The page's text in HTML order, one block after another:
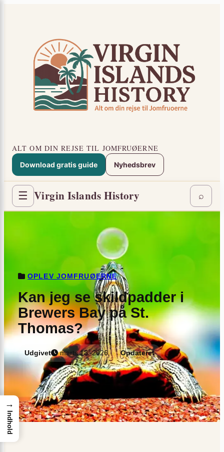
ALT OM DIN REJSE TIL JOMFRUØERNE
Download gratis guide Nyhedsbrev
☰ Virgin Islands History ⌕
OPLEV JOMFRUØERNE
Kan jeg se skildpadder i
Brewers Bay på St.
Thomas?
Udgivet marts 13, 2026 Opdateret
→
Indhold